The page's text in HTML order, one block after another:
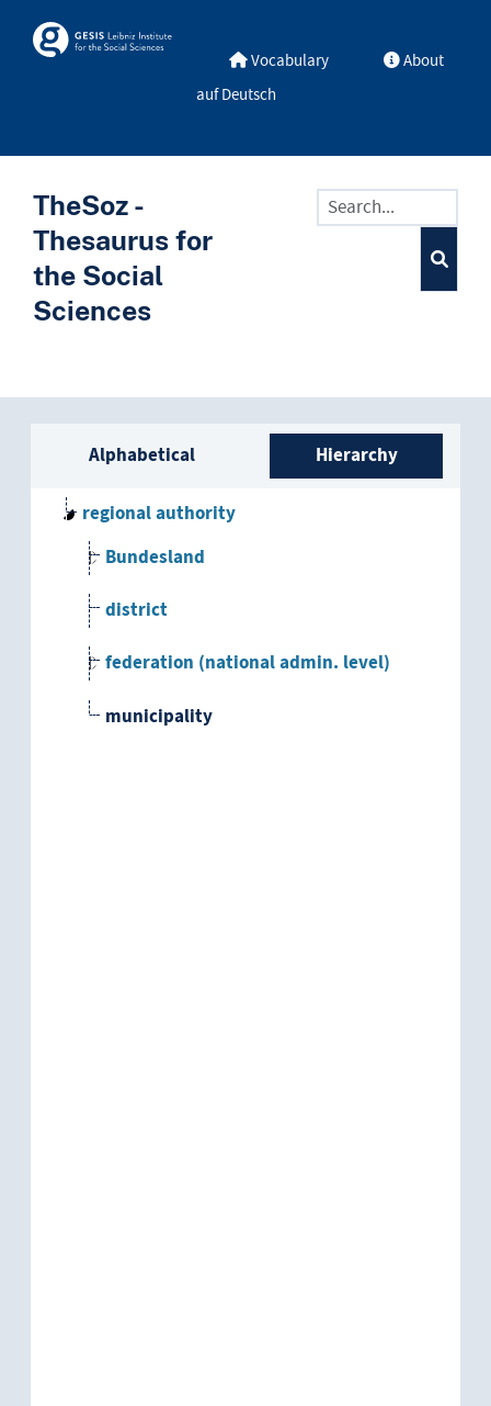
Skosmos Vocabulary
About
auf Deutsch
TheSoz -
Thesaurus for
the Social
Sciences
Sidebar listing: list and
Alphabetical Hierarchy
regional authority
Bundesland
district
federation (national admin. level)
municipality